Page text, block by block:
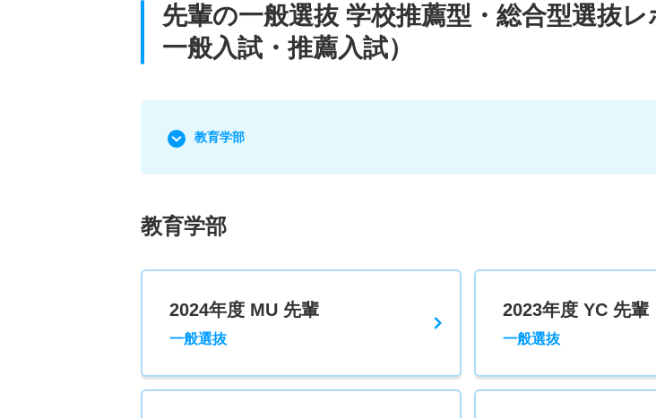
先輩の一般選抜 学校推薦型・総合型選抜レ
一般入試・推薦入試）
教育学部
教育学部
2024年度 MU 先輩
一般選抜
2023年度 YC 先輩
一般選抜